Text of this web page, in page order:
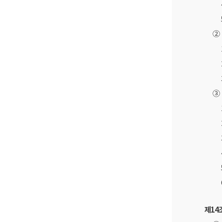
②
③
제14